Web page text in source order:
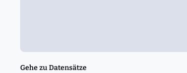
Gehe zu Datensätze